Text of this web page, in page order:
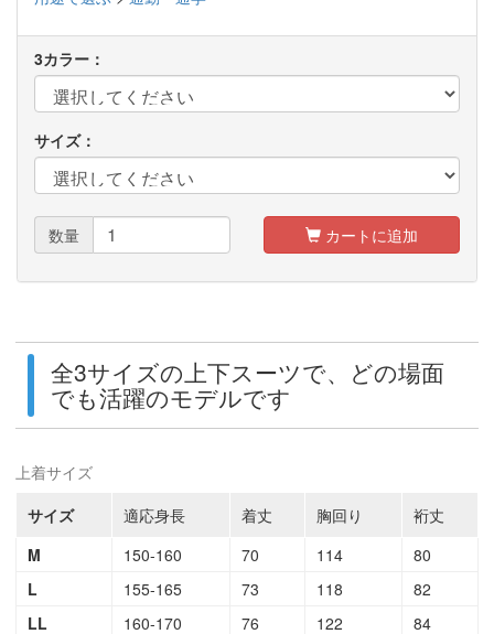
3カラー：
サイズ：
数量 カートに追加
全3サイズの上下スーツで、どの場面
でも活躍のモデルです
上着サイズ
サイズ
適応身長 着丈 胸回り
裄丈
M
150-160 70 114
80
L
155-165 73 118
82
LL
160-170 76 122
84